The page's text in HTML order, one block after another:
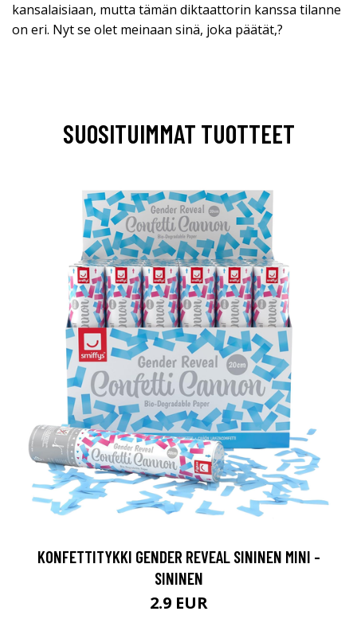
kansalaisiaan, mutta tämän diktaattorin kanssa tilanne
on eri. Nyt se olet meinaan sinä, joka päätät,?
SUOSITUIMMAT TUOTTEET
KONFETTITYKKI GENDER REVEAL SININEN MINI -
SININEN
2.9 EUR